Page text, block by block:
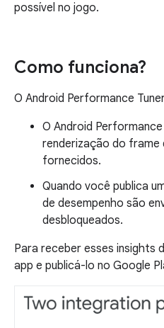
possível no jogo.
Como funciona?
O Android Performance
O Android
renderização do frame
fornecidos.
Quando você publica
de desempenho são
desbloqueados.
Para receber esses insights
app e publicá-lo no Google